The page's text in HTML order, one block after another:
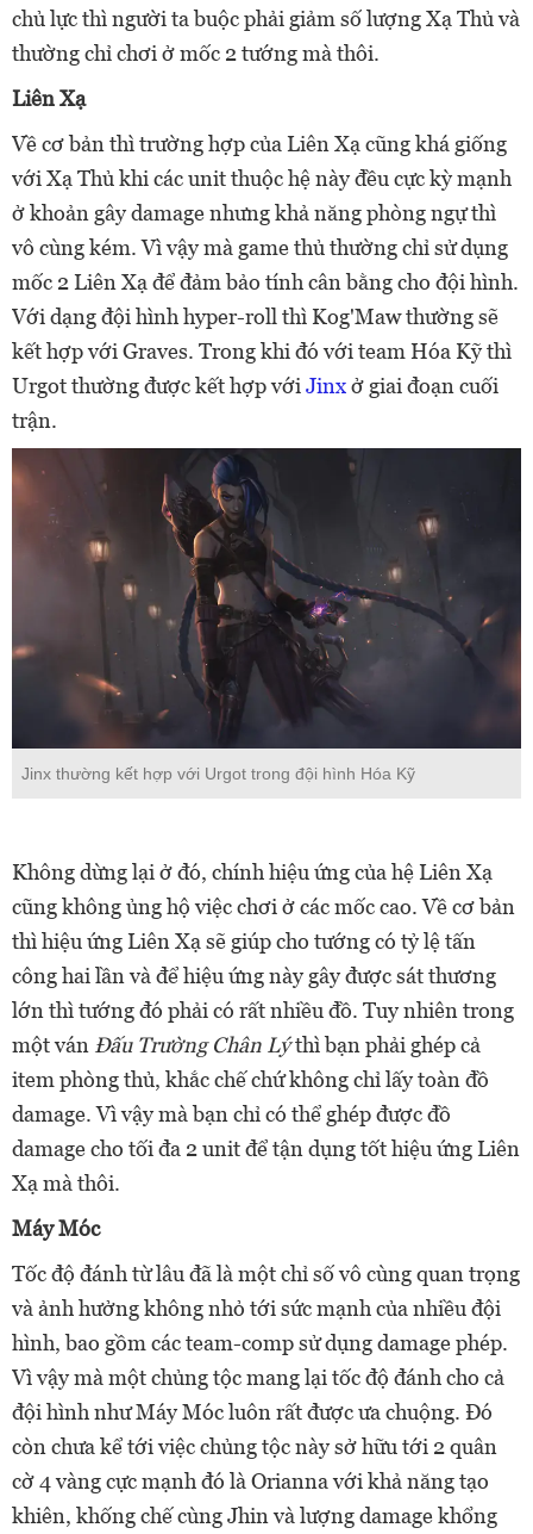
chủ lực thì người ta buộc phải giảm số lượng Xạ Thủ và
thường chỉ chơi ở mốc 2 tướng mà thôi.
Liên Xạ
Về cơ bản thì trường hợp của Liên Xạ cũng khá giống
với Xạ Thủ khi các unit thuộc hệ này đều cực kỳ mạnh
ở khoản gây damage nhưng khả năng phòng ngự thì
vô cùng kém. Vì vậy mà game thủ thường chỉ sử dụng
mốc 2 Liên Xạ để đảm bảo tính cân bằng cho đội hình.
Với dạng đội hình hyper-roll thì Kog'Maw thường sẽ
kết hợp với Graves. Trong khi đó với team Hóa Kỹ thì
Urgot thường được kết hợp với Jinxở giai đoạn cuối
trận.
Jinx thường kết hợp với Urgot trong đội hình Hóa Kỹ
Không dừng lại ở đó, chính hiệu ứng của hệ Liên Xạ
cũng không ủng hộ việc chơi ở các mốc cao. Về cơ bản
thì hiệu ứng Liên Xạ sẽ giúp cho tướng có tỷ lệ tấn
công hai lần và để hiệu ứng này gây được sát thương
lớn thì tướng đó phải có rất nhiều đồ. Tuy nhiên trong
một ván Đấu Trường Chân Lýthì bạn phải ghép cả
item phòng thủ, khắc chế chứ không chỉ lấy toàn đồ
damage. Vì vậy mà bạn chỉ có thể ghép được đồ
damage cho tối đa 2 unit để tận dụng tốt hiệu ứng Liên
Xạ mà thôi.
Máy Móc
Tốc độ đánh từ lâu đã là một chỉ số vô cùng quan trọng
và ảnh hưởng không nhỏ tới sức mạnh của nhiều đội
hình, bao gồm các team-comp sử dụng damage phép.
Vì vậy mà một chủng tộc mang lại tốc độ đánh cho cả
đội hình như Máy Móc luôn rất được ưa chuộng. Đó
còn chưa kể tới việc chủng tộc này sở hữu tới 2 quân
cờ 4 vàng cực mạnh đó là Orianna với khả năng tạo
khiên, khống chế cùng Jhin và lượng damage khổng